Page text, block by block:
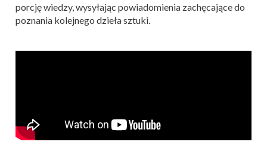
porcję wiedzy, wysyłając powiadomienia zachęcające do
poznania kolejnego dzieła sztuki.